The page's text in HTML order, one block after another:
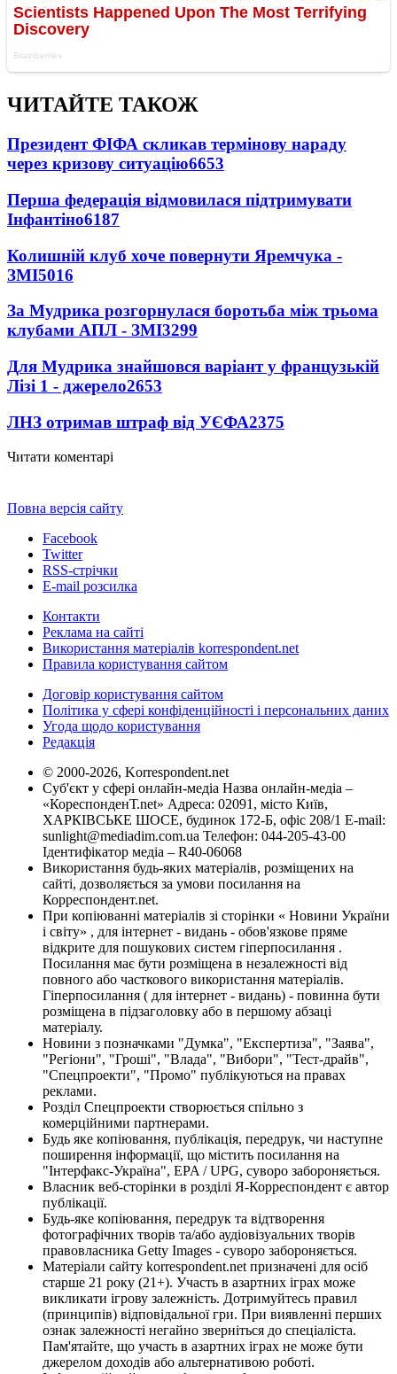
ЧИТАЙТЕ ТАКОЖ
Президент ФІФА скликав термінову нараду
через кризову ситуацію6653
Перша федерація відмовилася підтримувати
Інфантіно6187
Колишній клуб хоче повернути Яремчука -
ЗМІ5016
За Мудрика розгорнулася боротьба між трьома
клубами АПЛ - ЗМІ3299
Для Мудрика знайшовся варіант у французькій
Лізі 1 - джерело2653
ЛНЗ отримав штраф від УЄФА2375
Читати коментарі
Повна версія сайту
Facebook
Twitter
RSS-стрічки
E-mail розсилка
Контакти
Реклама на сайті
Використання матеріалів korrespondent.net
Правила користування сайтом
Договір користування сайтом
Політика у сфері конфіденційності і персональних даних
Угода щодо користування
Редакція
© 2000-2026, Korrespondent.net
Суб'єкт у сфері онлайн-медіа Назва онлайн-медіа –
«КореспонденТ.net» Адреса: 02091, місто Київ,
ХАРКІВСЬКЕ ШОСЕ, будинок 172-Б, офіс 208/1 E-mail:
sunlight@mediadim.com.ua Телефон: 044-205-43-00
Ідентифікатор медіа – R40-06068
Використання будь-яких матеріалів, розміщених на
сайті, дозволяється за умови посилання на
Корреспондент.net.
При копіюванні матеріалів зі сторінки « Новини України
і світу» , для інтернет - видань - обов'язкове пряме
відкрите для пошукових систем гіперпосилання .
Посилання має бути розміщена в незалежності від
повного або часткового використання матеріалів.
Гіперпосилання ( для інтернет - видань) - повинна бути
розміщена в підзаголовку або в першому абзаці
матеріалу.
Новини з позначками "Думка", "Експертиза", "Заява",
"Регіони", "Гроші", "Влада", "Вибори", "Тест-драйв",
"Спецпроекти", "Промо" публікуються на правах
реклами.
Розділ Спецпроекти створюється спільно з
комерційними партнерами.
Будь яке копіювання, публікація, передрук, чи наступне
поширення інформації, що містить посилання на
"Інтерфакс-Україна", EPA / UPG, суворо забороняється.
Власник веб-сторінки в розділі Я-Корреспондент є автор
публікації.
Будь-яке копіювання, передрук та відтворення
фотографічних творів та/або аудіовізуальних творів
правовласника Getty Images - суворо забороняється.
Матеріали сайту korrespondent.net призначені для осіб
старше 21 року (21+). Участь в азартних іграх може
викликати ігрову залежність. Дотримуйтесь правил
(принципів) відповідальної гри. При виявленні перших
ознак залежності негайно зверніться до спеціаліста.
Пам'ятайте, що участь в азартних іграх не може бути
джерелом доходів або альтернативою роботі.